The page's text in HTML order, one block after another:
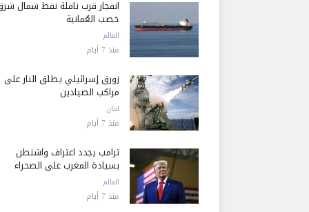
انفجار قرب ناقلة نفط شمال
خصب العُمانية
العالم
منذ 7 أيام
زورق إسرائيلي يطلق النار على
مراكب الصيادين
لبنان
منذ 7 أيام
ترامب يجدد اعتراف واشنطن
بسيادة المغرب على الصحراء
العالم
منذ 7 أيام